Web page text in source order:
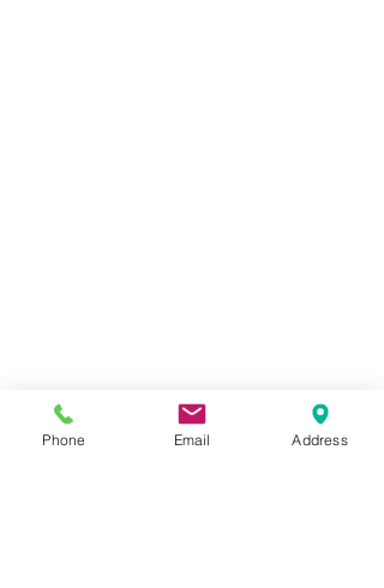
Phone Email Address